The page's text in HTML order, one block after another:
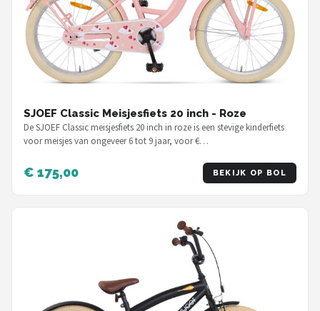
SJOEF Classic Meisjesfiets 20 inch - Roze
De SJOEF Classic meisjesfiets 20 inch in roze is een stevige kinderfiets
voor meisjes van ongeveer 6 tot 9 jaar, voor €…
€ 175,00 BEKIJK OP BOL